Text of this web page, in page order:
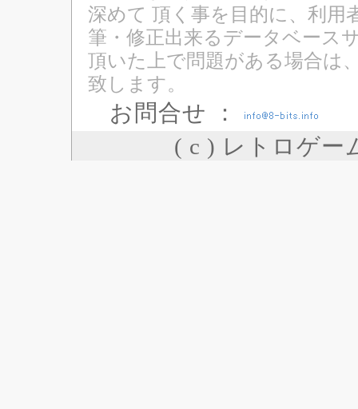
深めて 頂く事を目的に、利用
筆・修正出来るデータベース
頂いた上で問題がある場合は
致します。
お問合せ ：
( c ) レトロゲー